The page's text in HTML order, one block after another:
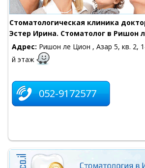
Стоматологическая клиника
Эстер Ирина. Стоматолог в Ришон
Адрес: Ришон ле Цион , Азар 5, кв. 2,
й этаж
052-9172577